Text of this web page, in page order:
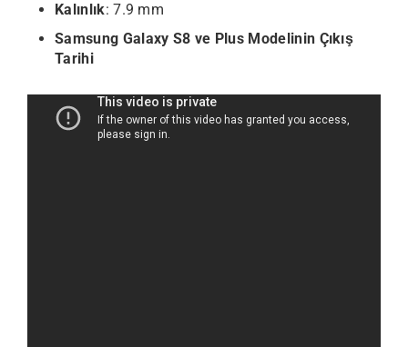
Kalınlık: 7.9 mm
Samsung Galaxy S8 ve Plus Modelinin Çıkış
Tarihi